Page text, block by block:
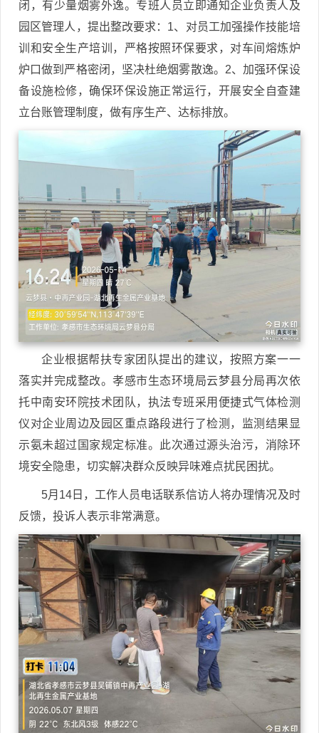
闭，有少量烟雾外逸。专班人员立即通知企业负责人及
园区管理人，提出整改要求：1、对员工加强操作技能培
训和安全生产培训，严格按照环保要求，对车间熔炼炉
炉口做到严格密闭，坚决杜绝烟雾散逸。2、加强环保设
备设施检修，确保环保设施正常运行，开展安全自查建
立台账管理制度，做有序生产、达标排放。
企业根据帮扶专家团队提出的建议，按照方案一一
落实并完成整改。孝感市生态环境局云梦县分局再次依
托中南安环院技术团队，执法专班采用便捷式气体检测
仪对企业周边及园区重点路段进行了检测，监测结果显
示氨未超过国家规定标准。此次通过源头治污，消除环
境安全隐患，切实解决群众反映异味难点扰民困扰。
5月14日，工作人员电话联系信访人将办理情况及时
反馈，投诉人表示非常满意。